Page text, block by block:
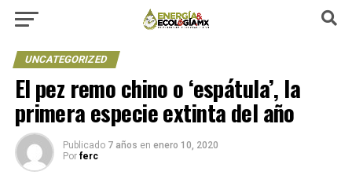
UNCATEGORIZED
El pez remo chino o ‘espátula’, la
primera especie extinta del año
Publicado 7 años en enero 10, 2020
Por ferc